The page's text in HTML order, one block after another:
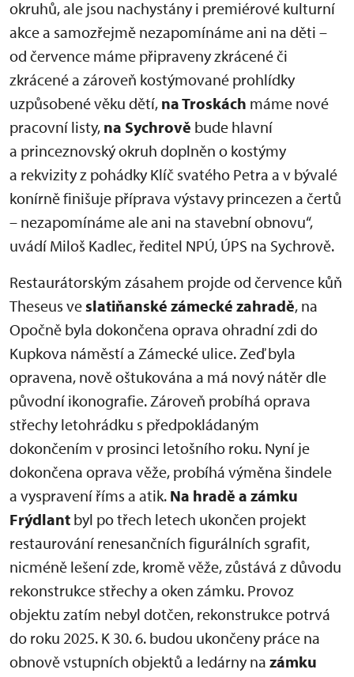
okruhů, ale jsou nachystány i premiérové kulturní
akce a samozřejmě nezapomínáme ani na děti –
od července máme připraveny zkrácené či
zkrácené a zároveň kostýmované prohlídky
uzpůsobené věku dětí, na Troskách máme nové
pracovní listy, na Sychrově bude hlavní
a princeznovský okruh doplněn o kostýmy
a rekvizity z pohádky Klíč svatého Petra a v bývalé
konírně finišuje příprava výstavy princezen a čertů
– nezapomínáme ale ani na stavební obnovu“,
uvádí Miloš Kadlec, ředitel NPÚ, ÚPS na Sychrově.
Restaurátorským zásahem projde od července kůň
Theseus veslatiňanské zámecké zahradě, na
Opočně byla dokončena oprava ohradní zdi do
Kupkova náměstí a Zámecké ulice. Zeď byla
opravena, nově oštukována a má nový nátěr dle
původní ikonografie. Zároveň probíhá oprava
střechy letohrádku s předpokládaným
dokončením v prosinci letošního roku. Nyní je
dokončena oprava věže, probíhá výměna šindele
a vyspravení říms a atik. Na hradě a zámku
Frýdlant byl po třech letech ukončen projekt
restaurování renesančních figurálních sgrafit,
nicméně lešení zde, kromě věže, zůstává z důvodu
rekonstrukce střechy a oken zámku. Provoz
objektu zatím nebyl dotčen, rekonstrukce potrvá
do roku 2025. K 30. 6. budou ukončeny práce na
obnově vstupních objektů a ledárny na zámku